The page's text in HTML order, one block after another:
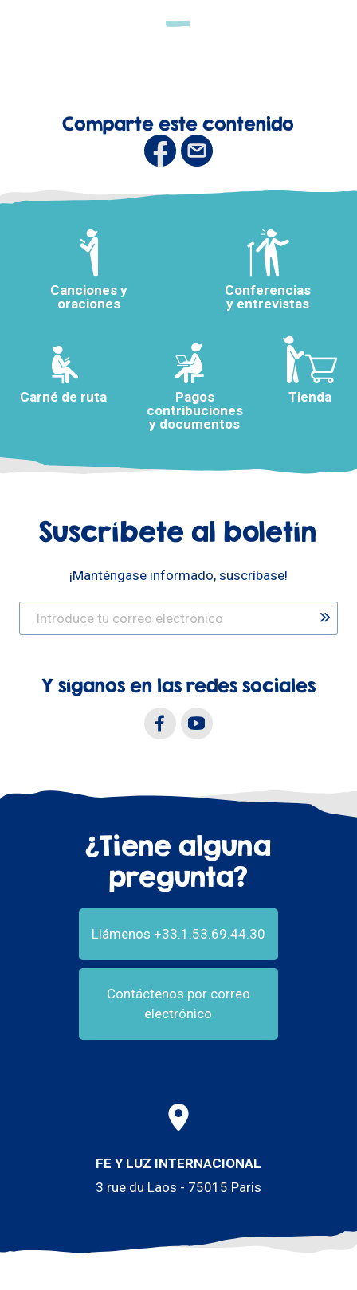
Comparte este contenido
Canciones y
oraciones
Conferencias
y entrevistas
Carné de ruta
Pagos
contribuciones
y documentos
Tienda
Suscríbete al boletín
¡Manténgase informado, suscríbase!
Y síganos en las redes sociales
¿Tiene alguna
pregunta?
Llámenos +33.1.53.69.44.30
Contáctenos por correo
electrónico
FE Y LUZ INTERNACIONAL
3 rue du Laos - 75015 Paris